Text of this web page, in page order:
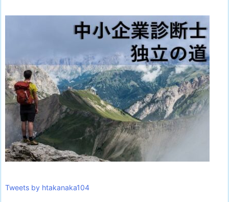
Tweets by htakanaka104